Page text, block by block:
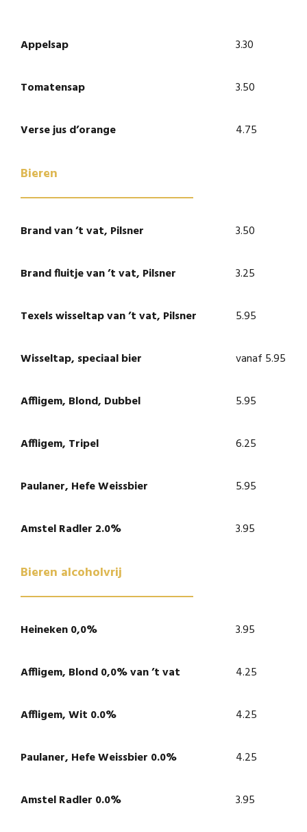
Appelsap 3.30
Tomatensap 3.50
Verse jus d’orange 4.75
Bieren
Brand van ’t vat, Pilsner 3.50
Brand fluitje van ’t vat, Pilsner 3.25
Texels wisseltap van ’t vat, Pilsner 5.95
Wisseltap, speciaal bier vanaf 5.95
Affligem, Blond, Dubbel 5.95
Affligem, Tripel 6.25
Paulaner, Hefe Weissbier 5.95
Amstel Radler 2.0% 3.95
Bieren alcoholvrij
Heineken 0,0% 3.95
Affligem, Blond 0,0% van ’t vat 4.25
Affligem, Wit 0.0% 4.25
Paulaner, Hefe Weissbier 0.0% 4.25
Amstel Radler 0.0% 3.95